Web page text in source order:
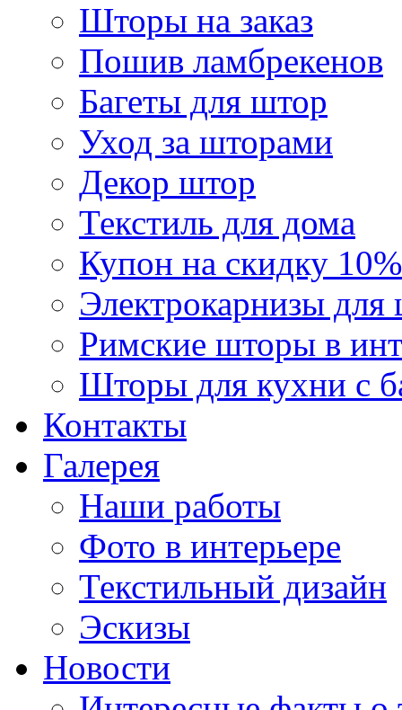
Шторы на заказ
Пошив ламбрекенов
Багеты для штор
Уход за шторами
Декор штор
Текстиль для дома
Купон на скидку 10%
Электрокарнизы для
Римские шторы в
Шторы для кухни с
Контакты
Галерея
Наши работы
Фото в интерьере
Текстильный дизайн
Эскизы
Новости